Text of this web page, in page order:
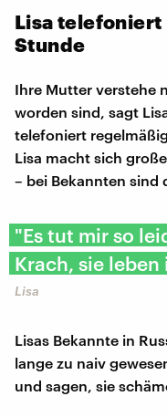
Lisa telefoniert
Stunde
Ihre Mutter verstehe
worden sind, sagt
telefoniert
Lisa macht sich
– bei Bekannten sind
"Es tut mir so
Krach, sie
Lisa
Lisas Bekannte in
lange zu naiv
und sagen, sie